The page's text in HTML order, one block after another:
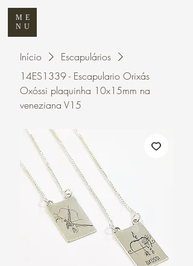
ME
NU
Início
Escapulários
14ES1339 - Escapulario Orixás
Oxóssi plaquinha 10x15mm na
veneziana V15